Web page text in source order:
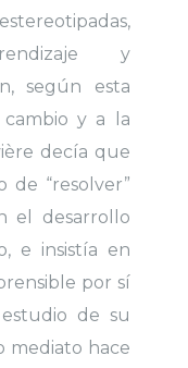
y
según esta
y a la
decía que
de “resolver”
el desarrollo
e insistía en
por sí
de su
mediato hace